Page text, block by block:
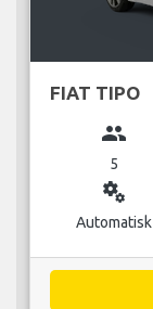
FIAT TIPO
group
5
miscellaneous_services
Automatisk